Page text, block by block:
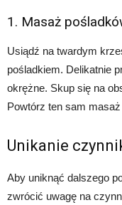
1. Masaż
Usiądź na twardym
pośladkiem. Delikatnie
okrężne. Skup się na
Powtórz ten sam
Unikanie
Aby uniknąć dalszego
zwrócić uwagę na